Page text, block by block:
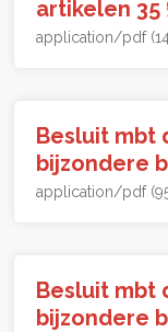
artikelen 35
application/pdf
Besluit mbt
bijzondere
application/pdf
Besluit mbt
bijzondere